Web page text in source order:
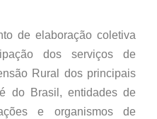
de elaboração coletiva
dos serviços de
Rural dos principais
do Brasil, entidades de
e organismos de